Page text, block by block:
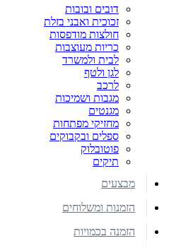
דובים ובובות
זכוכית ואבני בזלת
חולצות מודפסות
כריות מעוצבות
לבית ולמשרד
לגן ולטף
לרכב
מגבות ושמיכות
מגנטים
מחזיקי מפתחות
ספלים ובקבוקים
פוטובלוק
תיקים
מבצעים
הזמנות ומשלוחים
הזמנה בכמויות